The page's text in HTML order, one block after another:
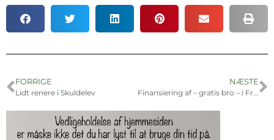
FORRIGE
Lidt renere i Skuldelev
NÆSTE
Finansiering af – gratis bro – i Frederikssund